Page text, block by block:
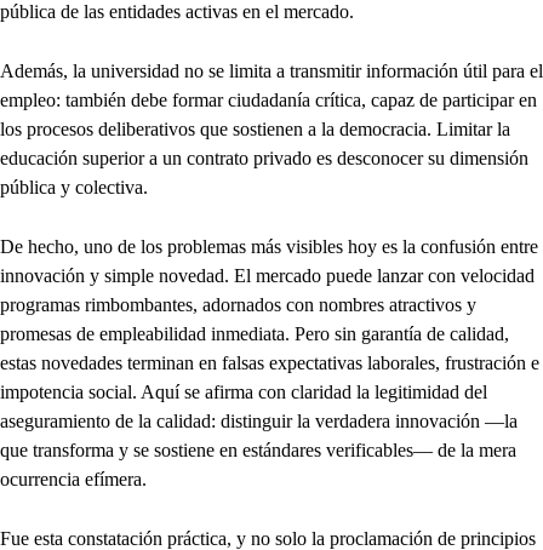
pública de las entidades activas en el mercado.
Además, la universidad no se limita a transmitir información útil para el
empleo: también debe formar ciudadanía crítica, capaz de participar en
los procesos deliberativos que sostienen a la democracia. Limitar la
educación superior a un contrato privado es desconocer su dimensión
pública y colectiva.
De hecho, uno de los problemas más visibles hoy es la confusión entre
innovación y simple novedad. El mercado puede lanzar con velocidad
programas rimbombantes, adornados con nombres atractivos y
promesas de empleabilidad inmediata. Pero sin garantía de calidad,
estas novedades terminan en falsas expectativas laborales, frustración e
impotencia social. Aquí se afirma con claridad la legitimidad del
aseguramiento de la calidad: distinguir la verdadera innovación —la
que transforma y se sostiene en estándares verificables— de la mera
ocurrencia efímera.
Fue esta constatación práctica, y no solo la proclamación de principios